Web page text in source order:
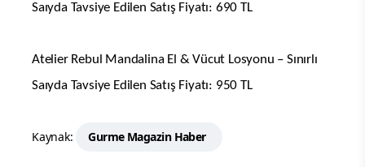
Saıyda Tavsiye Edilen Satış Fiyatı: 690 TL
Atelier Rebul Mandalina El & Vücut Losyonu – Sınırlı
Saıyda Tavsiye Edilen Satış Fiyatı: 950 TL
Kaynak: Gurme Magazin Haber